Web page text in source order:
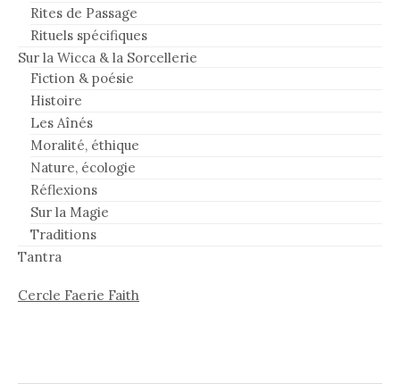
Rites de Passage
Rituels spécifiques
Sur la Wicca & la Sorcellerie
Fiction & poésie
Histoire
Les Aînés
Moralité, éthique
Nature, écologie
Réflexions
Sur la Magie
Traditions
Tantra
Cercle Faerie Faith